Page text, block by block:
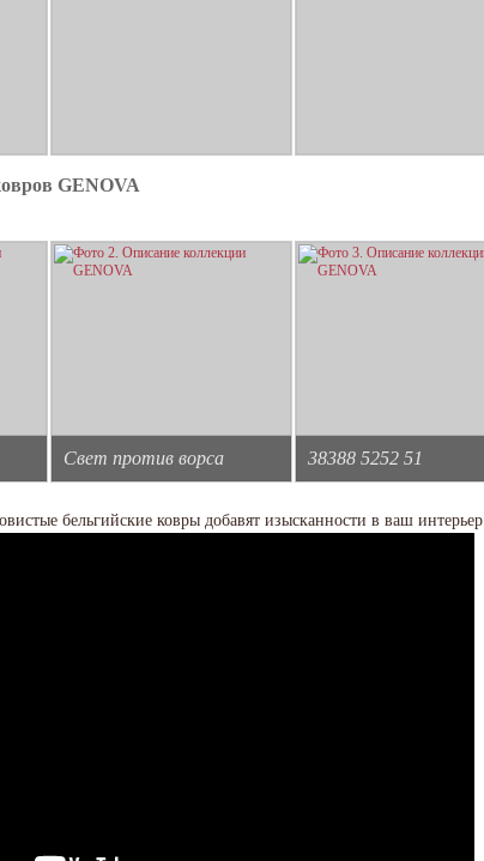
GENOVA
Свет против ворса 38388 5252 51
бельгийские ковры добавят изысканности в ваш интерьер